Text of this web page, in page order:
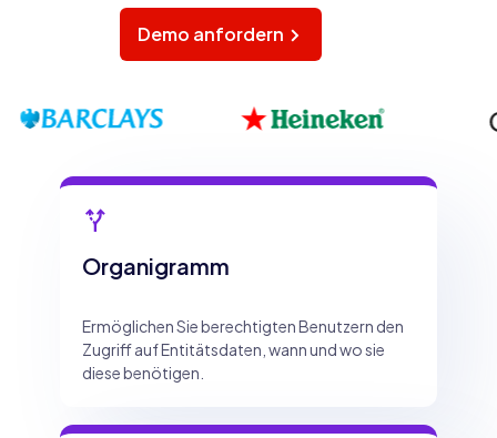
Demo anfordern
alt_route
Organigramm
Ermöglichen Sie berechtigten Benutzern den
Zugriff auf Entitätsdaten, wann und wo sie
diese benötigen.